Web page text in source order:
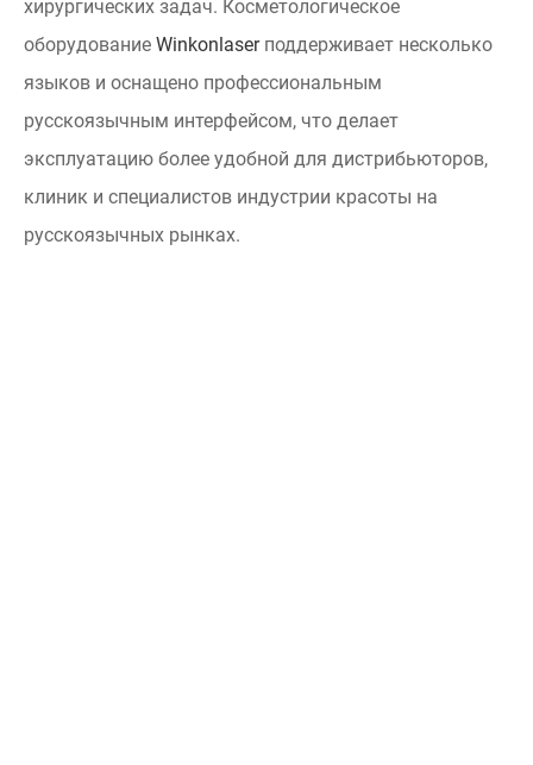
хирургических задач. Косметологическое
оборудование Winkonlaserподдерживает несколько
языков и оснащено профессиональным
русскоязычным интерфейсом, что делает
эксплуатацию более удобной для дистрибьюторов,
клиник и специалистов индустрии красоты на
русскоязычных рынках.